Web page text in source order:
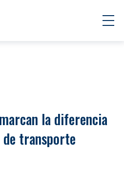
la diferencia
transporte